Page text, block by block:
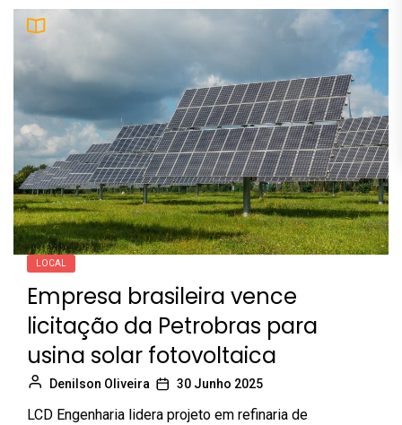
LOCAL
Empresa brasileira vence
licitação da Petrobras para
usina solar fotovoltaica
Denilson Oliveira 30 Junho 2025
LCD Engenharia lidera projeto em refinaria de